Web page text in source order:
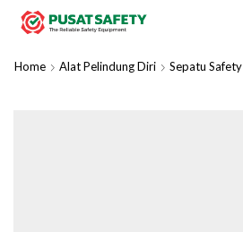
Home Alat Pelindung Diri Sepatu Safety